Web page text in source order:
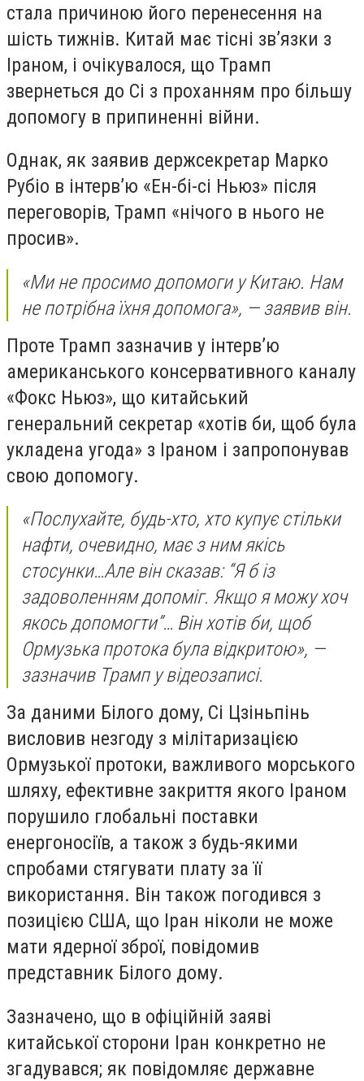
стала причиною його перенесення на
шість тижнів. Китай має тісні зв’язки з
Іраном, і очікувалося, що Трамп
звернеться до Сі з проханням про більшу
допомогу в припиненні війни.
Однак, як заявив держсекретар Марко
Рубіо в інтерв’ю «Ен-бі-сі Ньюз» після
переговорів, Трамп «нічого в нього не
просив».
«Ми не просимо допомоги у Китаю. Нам
не потрібна їхня допомога», — заявив він.
Проте Трамп зазначив у інтерв’ю
американського консервативного каналу
«Фокс Ньюз», що китайський
генеральний секретар «хотів би, щоб була
укладена угода» з Іраном і запропонував
свою допомогу.
«Послухайте, будь-хто, хто купує стільки
нафти, очевидно, має з ним якісь
стосунки…Але він сказав: “Я б із
задоволенням допоміг. Якщо я можу хоч
якось допомогти”… Він хотів би, щоб
Ормузька протока була відкритою», —
зазначив Трамп у відеозаписі.
За даними Білого дому, Сі Цзіньпінь
висловив незгоду з мілітаризацією
Ормузької протоки, важливого морського
шляху, ефективне закриття якого Іраном
порушило глобальні поставки
енергоносіїв, а також з будь-якими
спробами стягувати плату за її
використання. Він також погодився з
позицією США, що Іран ніколи не може
мати ядерної зброї, повідомив
представник Білого дому.
Зазначено, що в офіційній заяві
китайської сторони Іран конкретно не
згадувався; як повідомляє державне